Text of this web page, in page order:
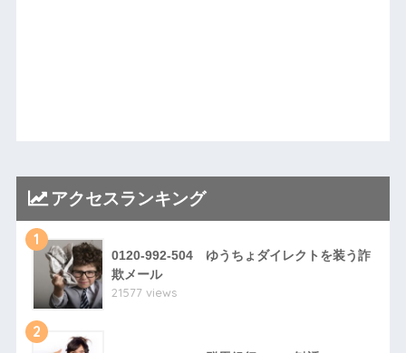
アクセスランキング
1
0120-992-504 ゆうちょダイレクトを装う詐
欺メール
21577 views
2